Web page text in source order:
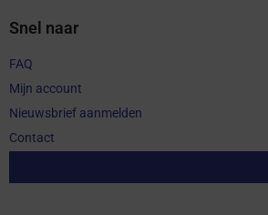
Snel naar
FAQ
Mijn account
Nieuwsbrief aanmelden
Contact